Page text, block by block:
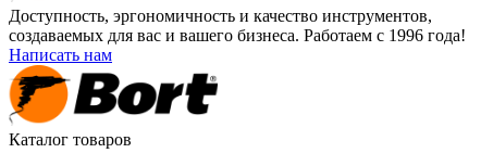
Доступность, эргономичность и качество инструментов,
создаваемых для вас и вашего бизнеса. Работаем с 1996 года!
Написать нам
Каталог товаров